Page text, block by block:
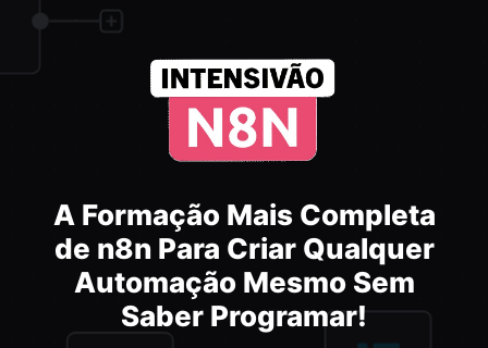
A Formação Mais Completa
de n8n Para Criar Qualquer
Automação Mesmo Sem
Saber Programar!